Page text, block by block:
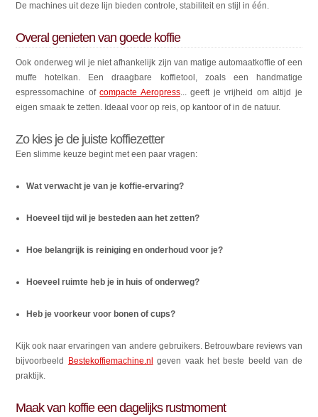
De machines uit deze lijn bieden controle, stabiliteit en stijl in één.
Overal genieten van goede koffie
Ook onderweg wil je niet afhankelijk zijn van matige automaatkoffie of een
muffe hotelkan. Een draagbare koffietool, zoals een handmatige
espressomachine ofcompacte Aeropress... geeft je vrijheid om altijd je
eigen smaak te zetten. Ideaal voor op reis, op kantoor of in de natuur.
Zo kies je de juiste koffiezetter
Een slimme keuze begint met een paar vragen:
Wat verwacht je van je koffie-ervaring?
Hoeveel tijd wil je besteden aan het zetten?
Hoe belangrijk is reiniging en onderhoud voor je?
Hoeveel ruimte heb je in huis of onderweg?
Heb je voorkeur voor bonen of cups?
Kijk ook naar ervaringen van andere gebruikers. Betrouwbare reviews van
bijvoorbeeld
Bestekoffiemachine.nl
geven vaak het beste beeld van de
praktijk.
Maak van koffie een dagelijks rustmoment